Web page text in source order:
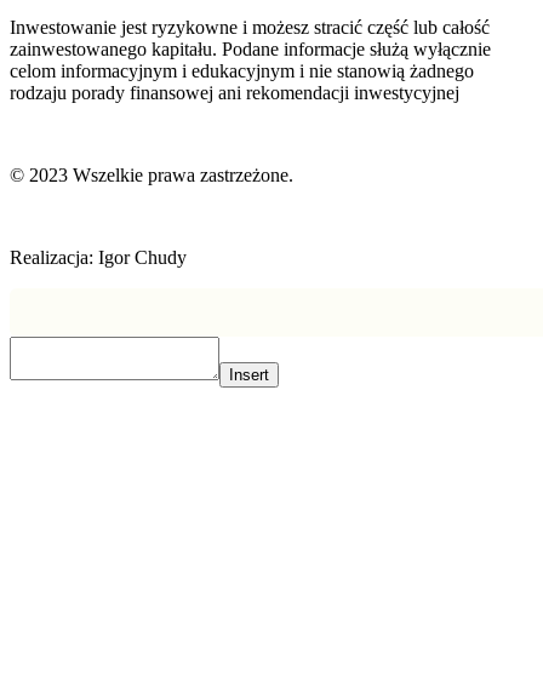
Inwestowanie jest ryzykowne i możesz stracić część lub całość
zainwestowanego kapitału. Podane informacje służą wyłącznie
celom informacyjnym i edukacyjnym i nie stanowią żadnego
rodzaju porady finansowej ani rekomendacji inwestycyjnej
© 2023 Wszelkie prawa zastrzeżone.
Realizacja: Igor Chudy
Insert